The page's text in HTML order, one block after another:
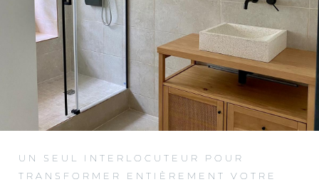
UN SEUL INTERLOCUTEUR POUR
TRANSFORMER ENTIÈREMENT VOTRE